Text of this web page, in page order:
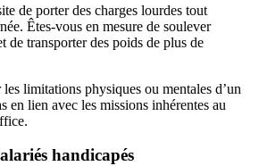
de porter des charges lourdes tout
Êtes-vous en mesure de soulever
de transporter des poids de plus de
limitations physiques ou mentales d’un
en lien avec les missions inhérentes au
handicapés